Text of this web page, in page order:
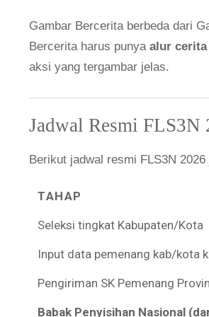
Gambar Bercerita berbeda dari
Bercerita harus punyaalur
aksi yang tergambar jelas.
Jadwal Resmi
Berikut jadwal resmi FLS3N
TAHAP
Seleksi tingkat Kabupaten/Kota
Input data pemenang kab/kota
Pengiriman SK Pemenang
Babak Penyisihan Nasional